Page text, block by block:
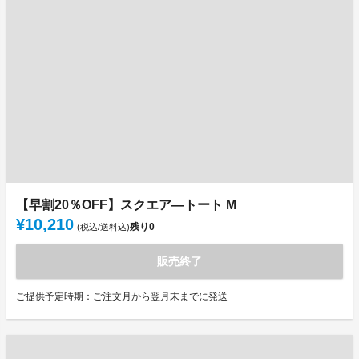
【早割20％OFF】スクエア―トート M
¥10,210 (税込/送料込)残り0
販売終了
ご提供予定時期：ご注文月から翌月末までに発送